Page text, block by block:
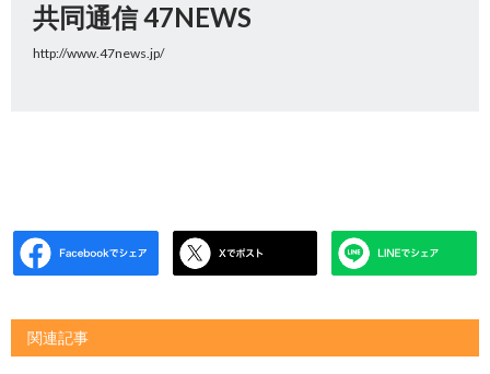
共同通信 47NEWS
http://www.47news.jp/
関連記事